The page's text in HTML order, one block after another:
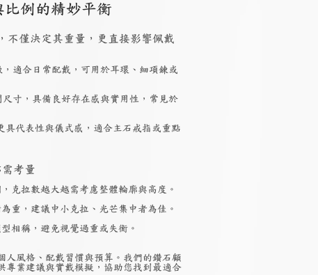
比例的精妙平衡
不僅決定其重量，更直接影響佩戴
，適合日常配戴，可用於耳環、細項鍊或
尺寸，具備良好存在感與實用性，常見於
具代表性與儀式感，適合主石戒指或重點
考量
克拉數越大越需考慮整體輪廓與高度。
重，建議中小克拉、光芒集中者為佳。
相稱，避免視覺過重或失衡。
人風格、配戴習慣與預算。我們的鑽石顧
專業建議與實戴模擬，協助您找到最適合